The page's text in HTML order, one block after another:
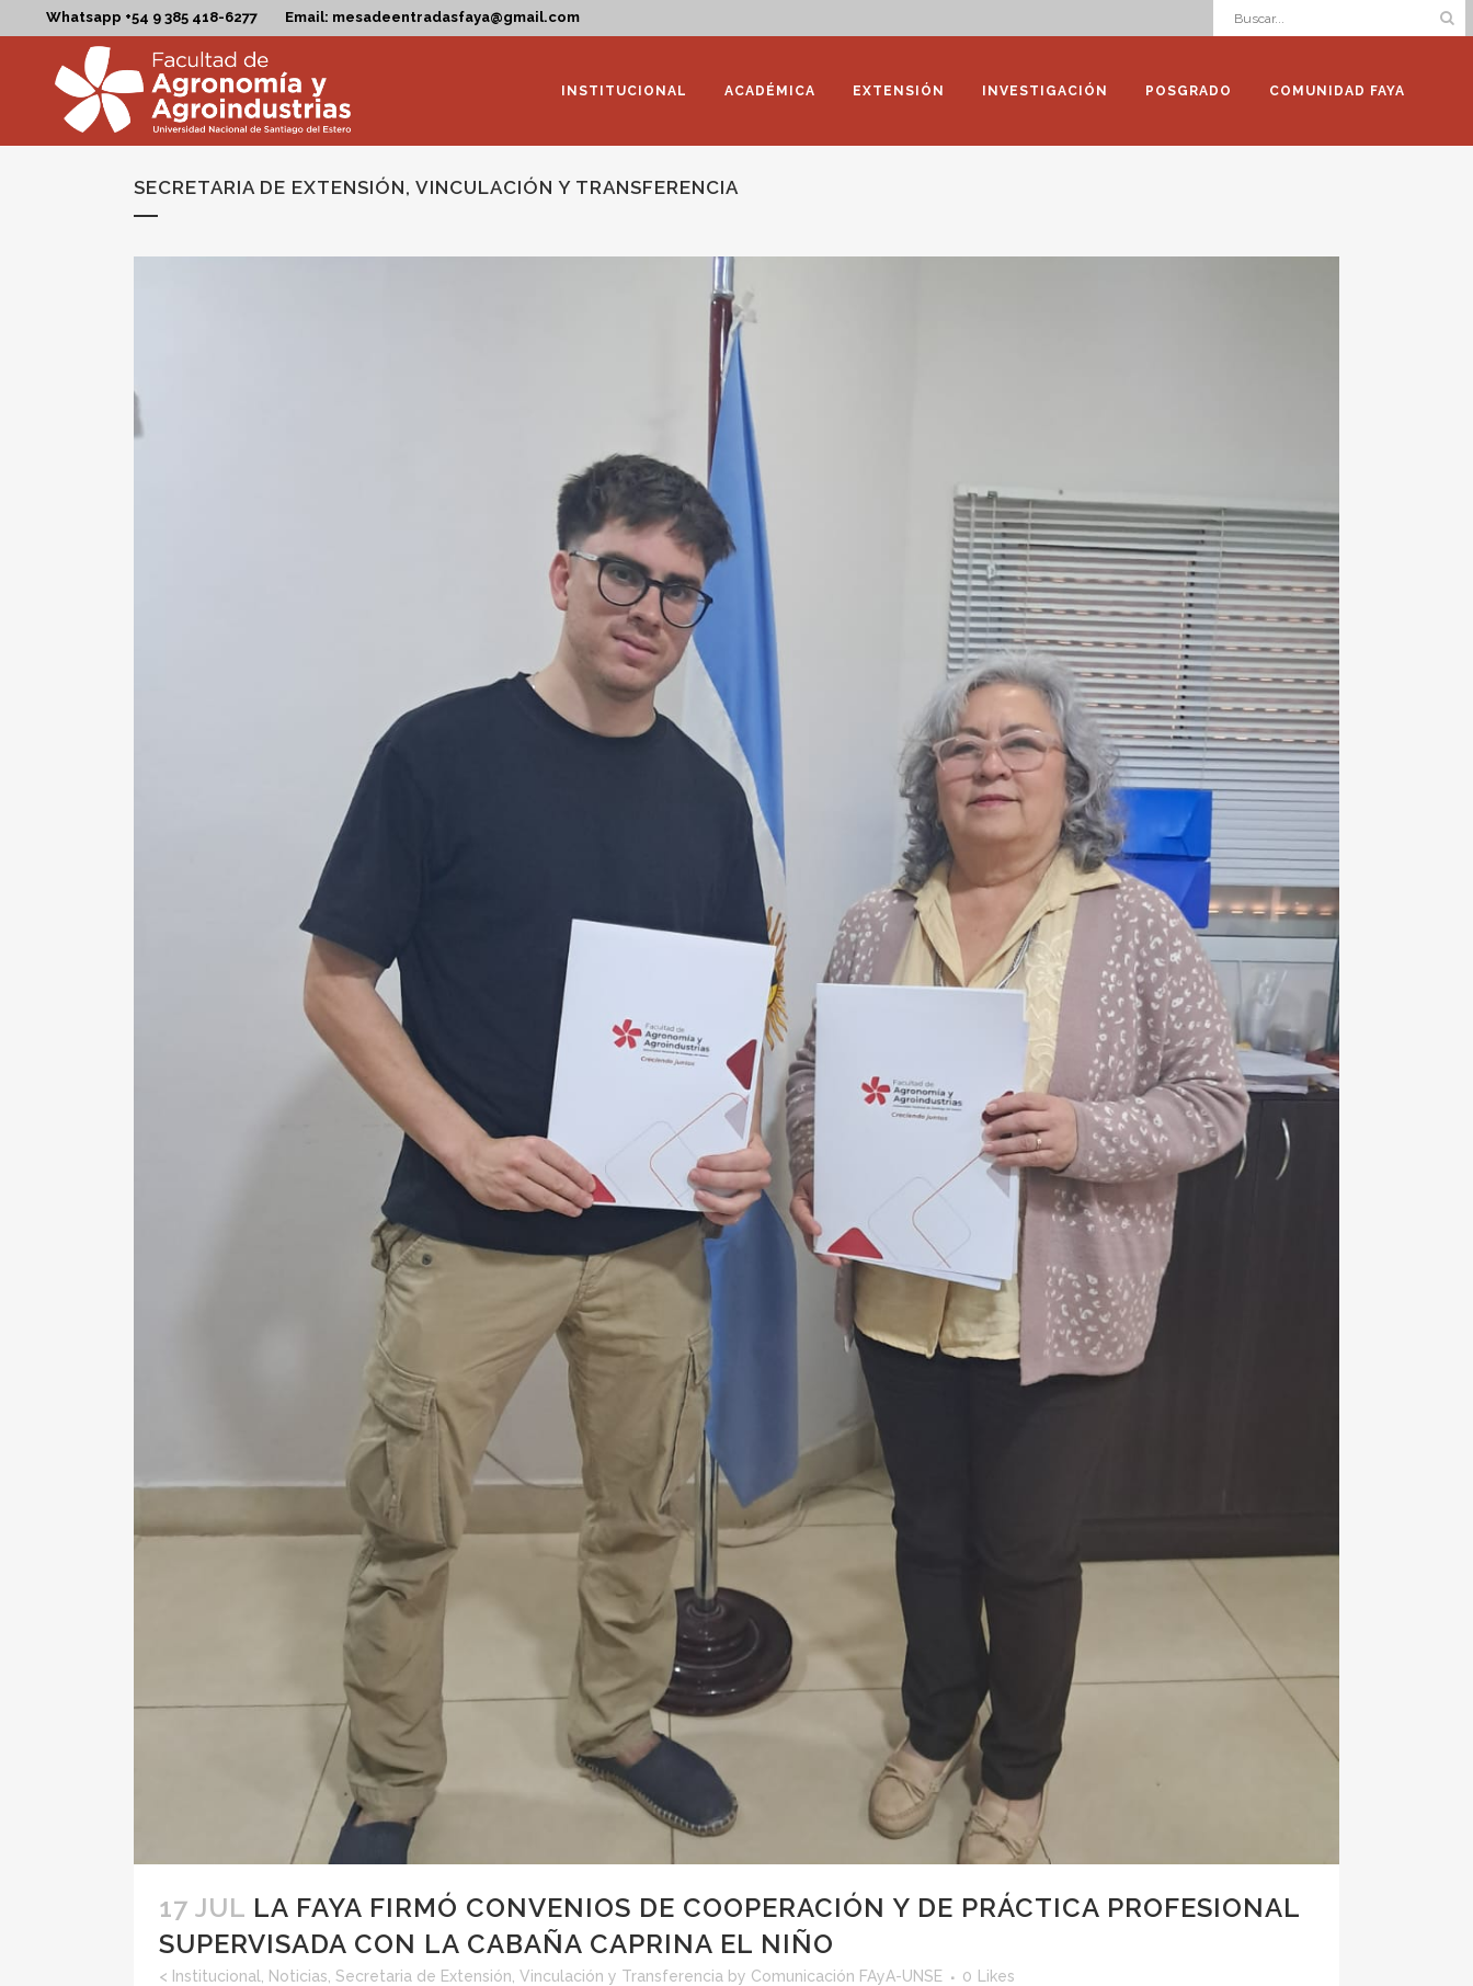
Email: mesadeentradasfaya@gmail.com
Whatsapp +54 9 385 418-6277
INSTITUCIONAL ACADÉMICA EXTENSIÓN INVESTIGACIÓN POSGRADO COMUNIDAD FAYA
SECRETARIA DE EXTENSIÓN, VINCULACIÓN Y TRANSFERENCIA
17 JUL LA FAYA FIRMÓ CONVENIOS DE COOPERACIÓN Y DE PRÁCTICA PROFESIONAL
SUPERVISADA CON LA CABAÑA CAPRINA EL NIÑO
< Institucional Noticias Secretaria de Extensión, Vinculación y Transferencia by Comunicación FAyA-UNSE 0 Likes